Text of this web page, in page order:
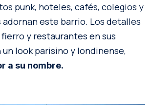
punk, hoteles, cafés, colegios y
este barrio. Los detalles
y restaurantes en sus
look parisino y londinense,
a su nombre.